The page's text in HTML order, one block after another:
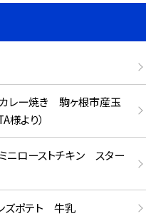
レー焼き 駒ヶ根市産玉
より）
ニローストチキン スター
ズポテト 牛乳